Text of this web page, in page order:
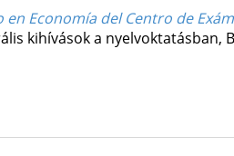
Economía del Centro de
kihívások a nyelvoktatásban,